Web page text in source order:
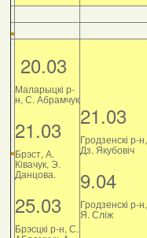
20.03
Маларыцкі р-
н, С. Абрамчук
21.03
Брэст, А.
Ківачук, Э.
Данцова.
25.03
Брэсцкі р-н, С.
21.03
Гродзенскі р-н,
Дз. Якубовіч
9.04
Гродзенскі р-н,
Я. Сліж